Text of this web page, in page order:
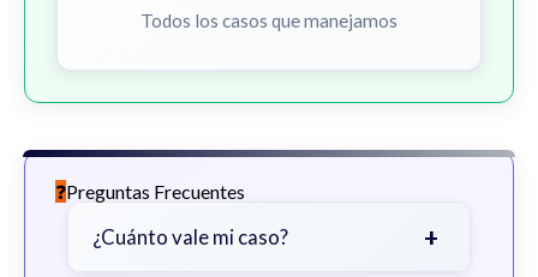
Todos los casos que manejamos
Preguntas Frecuentes
¿Cuánto vale mi caso? +